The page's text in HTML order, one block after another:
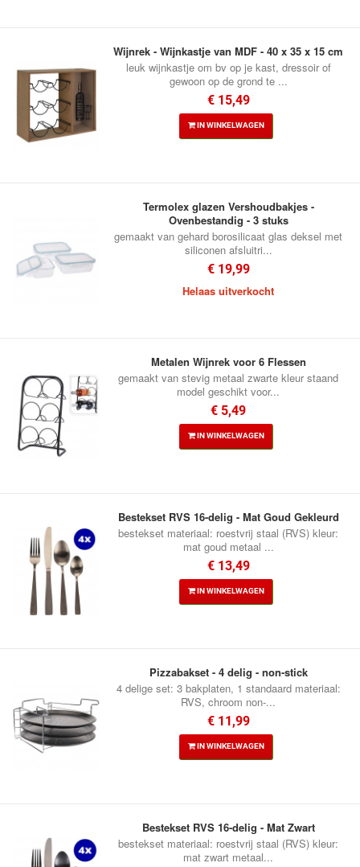
Wijnrek - Wijnkastje van MDF - 40 x 35 x 15 cm
leuk wijnkastje om bv op je kast, dressoir of
gewoon op de grond te ...
€ 15,49
IN WINKELWAGEN
Termolex glazen Vershoudbakjes -
Ovenbestandig - 3 stuks
gemaakt van gehard borosilicaat glas deksel met
siliconen afsluitri...
€ 19,99
Helaas uitverkocht
Metalen Wijnrek voor 6 Flessen
gemaakt van stevig metaal zwarte kleur staand
model geschikt voor...
€ 5,49
IN WINKELWAGEN
Bestekset RVS 16-delig - Mat Goud Gekleurd
bestekset materiaal: roestvrij staal (RVS) kleur:
mat goud metaal ...
€ 13,49
IN WINKELWAGEN
Pizzabakset - 4 delig - non-stick
4 delige set: 3 bakplaten, 1 standaard materiaal:
RVS, chroom non-...
€ 11,99
IN WINKELWAGEN
Bestekset RVS 16-delig - Mat Zwart
bestekset materiaal: roestvrij staal (RVS) kleur:
mat zwart metaal...